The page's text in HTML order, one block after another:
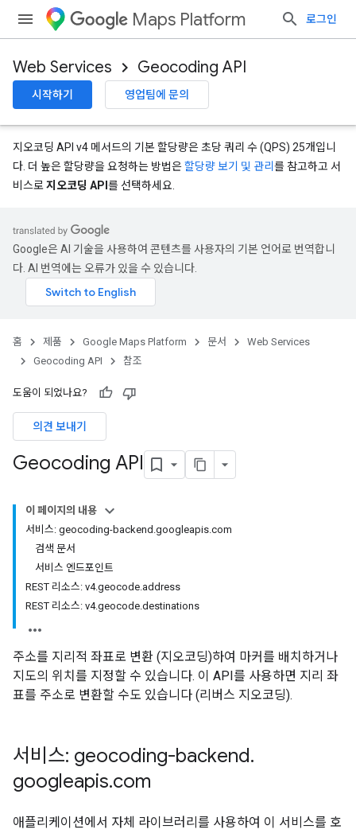
Maps Platform 로그인
Web Services Geocoding API
시작하기 영업팀에 문의
지오코딩 API v4 메서드의 기본 할당량은 초당 쿼리 수 (QPS) 25개입니
다. 더 높은 할당량을 요청하는 방법은할당량 보기 및 관리 를 참고하고 서
비스로지오코딩 API 를 선택하세요.
Google은 AI 기술을 사용하여 콘텐츠를 사용자의 기본 언어로 번역합니
다. AI 번역에는 오류가 있을 수 있습니다.
홈 제품 Google Maps Platform 문서
Web Services
Geocoding API
참조
도움이 되었나요?
의견 보내기
Geocoding API
이 페이지의 내용
서비스: geocoding-backend.googleapis.com
검색 문서
서비스 엔드포인트
REST 리소스: v4.geocode.address
REST 리소스: v4.geocode.destinations
주소를 지리적 좌표로 변환 (지오코딩)하여 마커를 배치하거나
지도의 위치를 지정할 수 있습니다. 이 API를 사용하면 지리 좌
표를 주소로 변환할 수도 있습니다 (리버스 지오코딩).
서비스: geocoding-backend.
googleapis.com
애플리케이션에서 자체 라이브러리를 사용하여 이 서비스를 호